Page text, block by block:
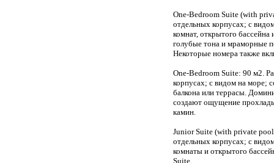
One-Bedroom Suite (with
отдельных корпусах; с
комнат, открытого
голубые тона и мраморные
Некоторые номера также
One-Bedroom Suite: 90 м2.
корпусах; с видом на море;
балкона или террасы.
создают ощущение
камин.
Junior Suite (with private
отдельных корпусах; с
комнаты и открытого
Suite.